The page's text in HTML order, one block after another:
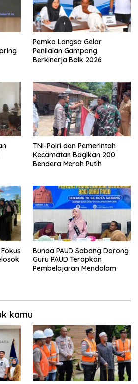
Pemko Langsa Gelar
Penilaian Gampong
Berkinerja Baik 2026
TNI-Polri dan Pemerintah
Kecamatan Bagikan 200
Bendera Merah Putih
Bunda PAUD Sabang Dorong
Guru PAUD Terapkan
Pembelajaran Mendalam
kamu